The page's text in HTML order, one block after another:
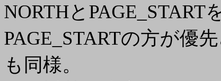
NORTHと
PAGE_STARTの方が優
も同様。